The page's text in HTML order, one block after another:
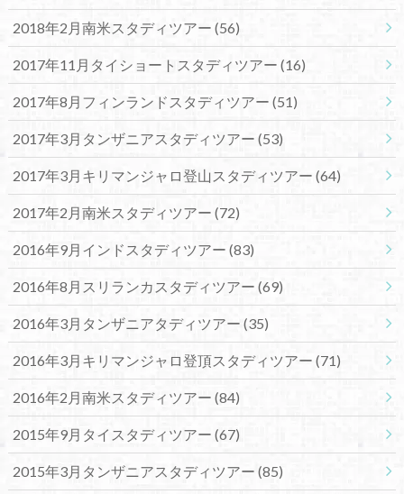
2018年2月南米スタディツアー (56)
2017年11月タイショートスタディツアー (16)
2017年8月フィンランドスタディツアー (51)
2017年3月タンザニアスタディツアー (53)
2017年3月キリマンジャロ登山スタディツアー (64)
2017年2月南米スタディツアー (72)
2016年9月インドスタディツアー (83)
2016年8月スリランカスタディツアー (69)
2016年3月タンザニアタディツアー (35)
2016年3月キリマンジャロ登頂スタディツアー (71)
2016年2月南米スタディツアー (84)
2015年9月タイスタディツアー (67)
2015年3月タンザニアスタディツアー (85)